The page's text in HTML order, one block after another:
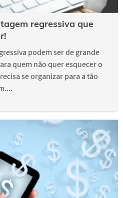
regressiva que
podem ser de grande
quem não quer esquecer o
se organizar para a tão